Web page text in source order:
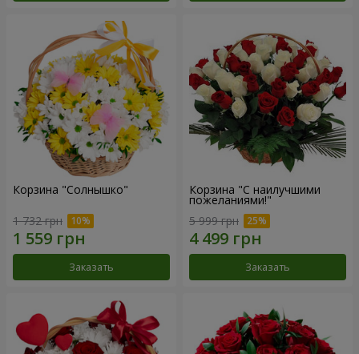
Корзина "Солнышко"
1 732 грн
Заказать
Корзина "С наилучшими
пожеланиями!"
5 999 грн
Заказать